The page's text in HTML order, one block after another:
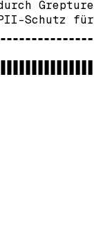
Schutz